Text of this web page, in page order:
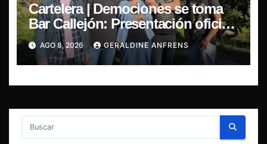
Cartelera | Demociones se toma
Bar Callejón: Presentación oficial
de su EP y estreno del single
“Mujer Escarlata”
AGO 8, 2026 GERALDINE ANFRENS